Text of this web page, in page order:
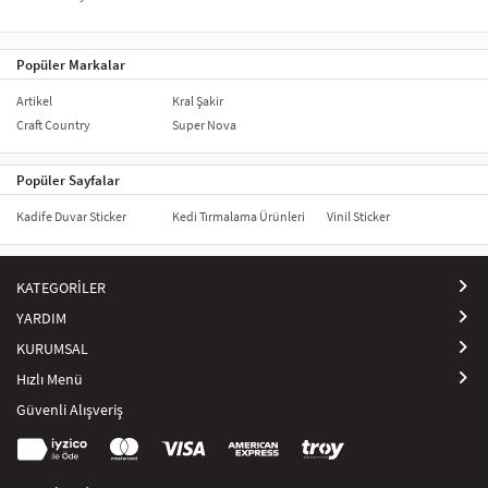
Popüler Markalar
Artikel
Craft Country
Kral Şakir
Super Nova
Popüler Sayfalar
Kadife Duvar Sticker Kedi Tırmalama Ürünleri Vinil Sticker
KATEGORİLER
YARDIM
KURUMSAL
Hızlı Menü
Güvenli Alışveriş